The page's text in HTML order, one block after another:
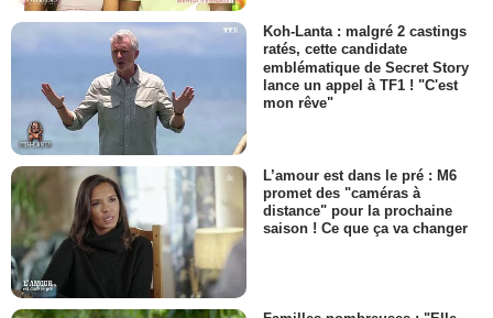
Koh-Lanta : malgré 2 castings
ratés, cette candidate
emblématique de Secret Story
lance un appel à TF1 ! "C'est
mon rêve"
L’amour est dans le pré : M6
promet des "caméras à
distance" pour la prochaine
saison ! Ce que ça va changer